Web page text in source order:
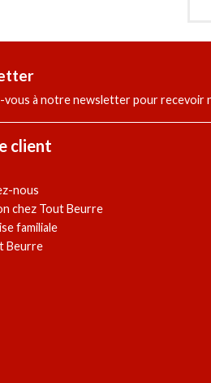
vous à notre newsletter pour recevoir
client
nous
chez Tout Beurre
familiale
Beurre